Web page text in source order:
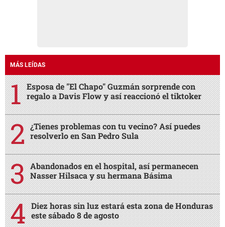
MÁS LEÍDAS
Esposa de "El Chapo" Guzmán sorprende con
regalo a Davis Flow y así reaccionó el tiktoker
¿Tienes problemas con tu vecino? Así puedes
resolverlo en San Pedro Sula
Abandonados en el hospital, así permanecen
Nasser Hilsaca y su hermana Básima
Diez horas sin luz estará esta zona de Honduras
este sábado 8 de agosto